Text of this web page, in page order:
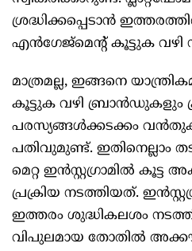
ശ്രദ്ധിക്കപ്പെടാന്‍
എന്‍ഗേജ്‌മെന്‍റ് കൂട്ടുക വഴി
മാത്രമല്ല, ഇങ്ങനെ
കൂട്ടുക വഴി ബ്രാന്‍ഡുകളും
പരസ്യങ്ങള്‍ക്കടക്കം
പതിവുമുണ്ട്. ഇതിനെല്ലാം
മെറ്റ ഇന്‍സ്റ്റഗ്രാമില്‍ കൂട്ട
പ്രക്രിയ നടത്തിയത്.
ഇത്തരം ശുദ്ധികലശം
വിപുലമായ തോതില്‍